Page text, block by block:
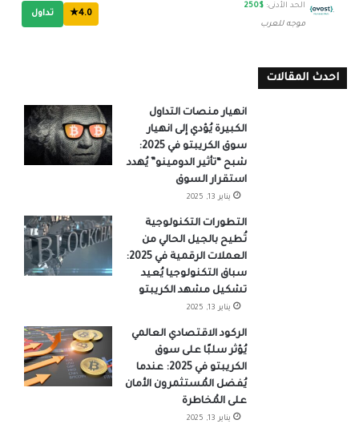
الحد الأدنى: $250
موجه للعرب
4.0★ تداول
احدث المقالات
انهيار منصات التداول
الكبيرة يُؤدي إلى انهيار
سوق الكريبتو في 2025:
شبح “تأثير الدومينو” يُهدد
استقرار السوق
يناير 13, 2025
التطورات التكنولوجية
تُطيح بالجيل الحالي من
العملات الرقمية في 2025:
سباق التكنولوجيا يُعيد
تشكيل مشهد الكريبتو
يناير 13, 2025
الركود الاقتصادي العالمي
يُؤثر سلبًا على سوق
الكريبتو في 2025: عندما
يُفضل المُستثمرون الأمان
على المُخاطرة
يناير 13, 2025